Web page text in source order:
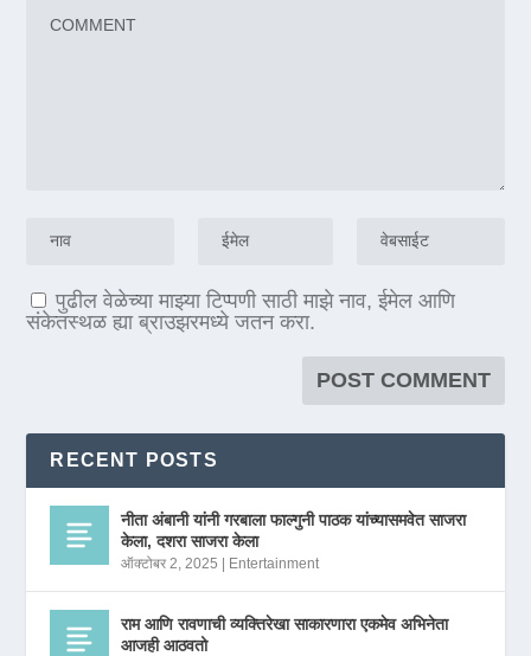
पुढील वेळेच्या माझ्या टिप्पणी साठी माझे नाव, ईमेल आणि
संकेतस्थळ ह्या ब्राउझरमध्ये जतन करा.
RECENT POSTS
नीता अंबानी यांनी गरबाला फाल्गुनी पाठक यांच्यासमवेत साजरा
केला, दशरा साजरा केला
ऑक्टोबर 2, 2025 | Entertainment
राम आणि रावणाची व्यक्तिरेखा साकारणारा एकमेव अभिनेता
आजही आठवतो